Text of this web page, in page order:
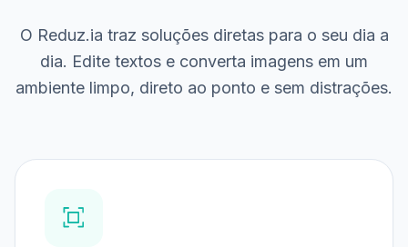
O Reduz.ia traz soluções diretas para o seu dia a
dia. Edite textos e converta imagens em um
ambiente limpo, direto ao ponto e sem distrações.